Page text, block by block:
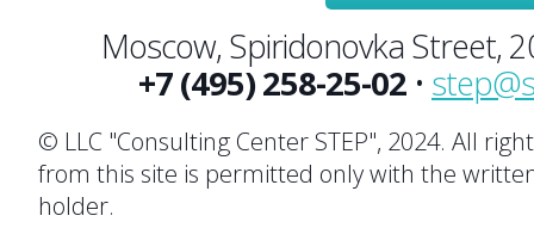
Moscow, Spiridonovka Street,
+7 (495) 258-25-02 •
© LLC "Consulting Center STEP", 2024. All
from this site is permitted only with the
holder.